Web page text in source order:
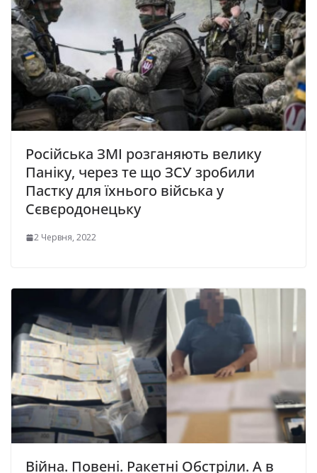
Російська ЗМІ розганяють велику
Паніку, через те що ЗСУ зробили
Пастку для їхнього війська у
Сєвєродонецьку
2 Червня, 2022
Війна. Повені. Ракетні Обстріли. А в